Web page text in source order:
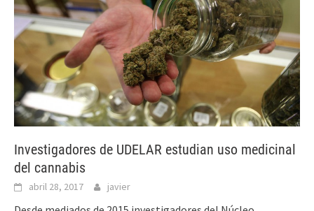
Investigadores de UDELAR estudian uso medicinal
del cannabis
abril 28, 2017 javier